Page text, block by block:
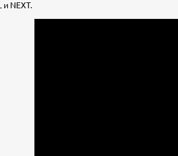
NEXT.